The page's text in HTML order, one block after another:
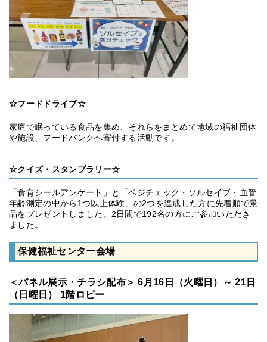
☆フードドライブ☆
家庭で眠っている食品を集め、それらをまとめて地域の福祉団体
や施設、フードバンクへ寄付する活動です。
☆クイズ・スタンプラリー☆
「食育シールアンケート」と「ベジチェック・ソルセイブ・血管
年齢測定の中から1つ以上体験」の2つを達成した方に先着順で景
品をプレゼントしました。2日間で192名の方にご参加いただき
ました。
保健福祉センター会場
＜パネル展示・チラシ配布＞ 6月16日（火曜日）～ 21日
（日曜日） 1階ロビー